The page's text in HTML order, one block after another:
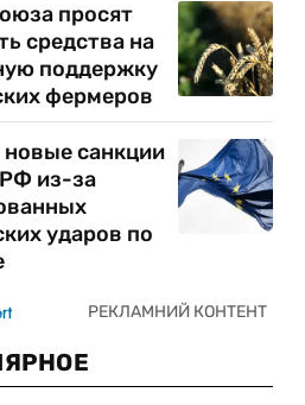
просят
средства на
поддержку
фермеров
новые санкции
из-за
ударов по